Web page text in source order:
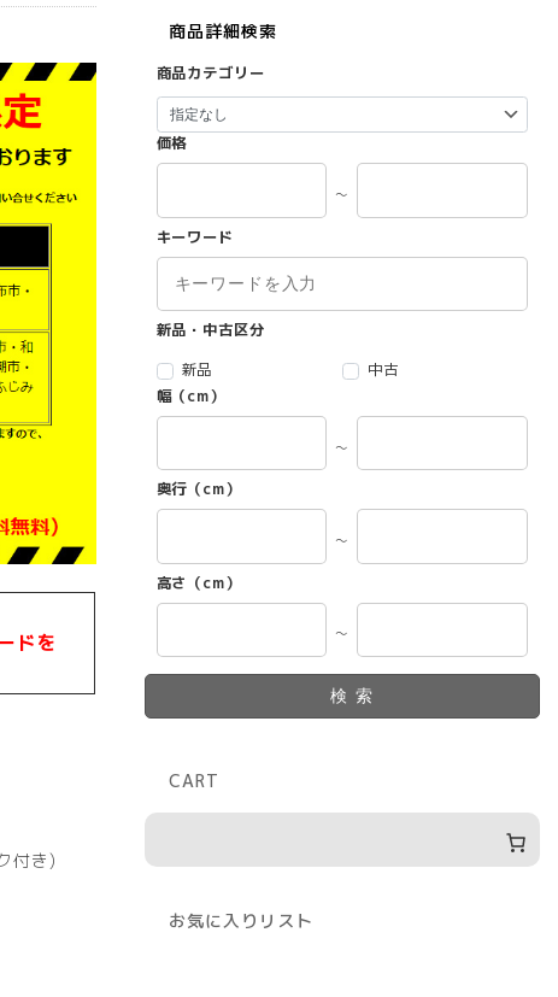
ドを
付き)
商品詳細検索
商品カテゴリー
価格
～
キーワード
新品・中古区分
新品
中古
幅（cm）
～
奥行（cm）
～
高さ（cm）
～
検索
CART
お気に入りリスト